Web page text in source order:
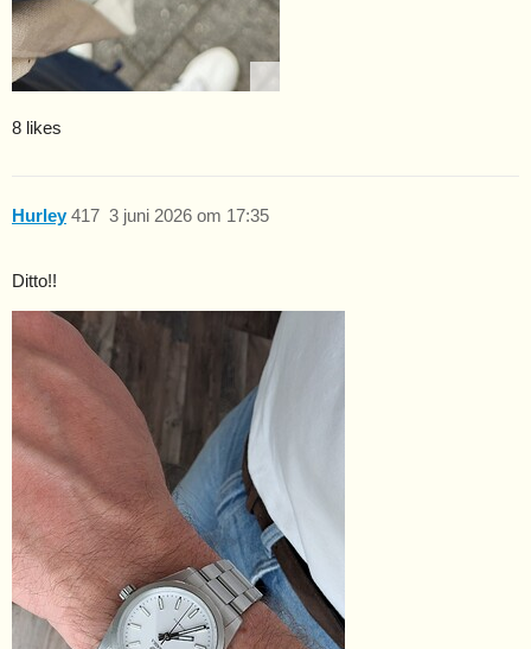
8 likes
Hurley 3 juni 2026 om 17:35
417
Ditto!!